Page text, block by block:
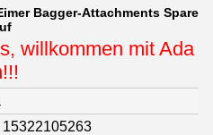
Bagger-Attachments Spare
willkommen mit Ada
15322105263